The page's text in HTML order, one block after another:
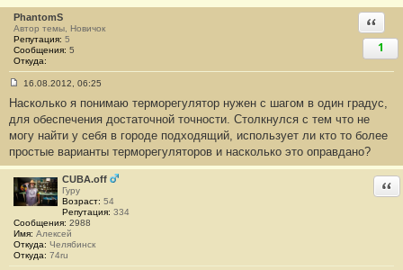
PhantomS
Автор темы, Новичок
Репутация: 5
Сообщения: 5
Откуда:
1
о
б
щ
н
и
е
#
1
16.08.2012, 06:25
Насколько я понимаю терморегулятор нужен с шагом в один градус,
для обеспечения достаточной точности. Столкнулся с тем что не
могу найти у себя в городе подходящий, использует ли кто то более
простые варианты терморегуляторов и насколько это оправдано?
CUBA.off
Гуру
Возраст: 54
Репутация: 334
Сообщения: 2988
Имя: Алексей
Откуда: Челябинск
Откуда: 74ru